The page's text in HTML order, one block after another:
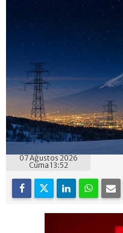
07 Ağustos 2026
Cuma 13:52